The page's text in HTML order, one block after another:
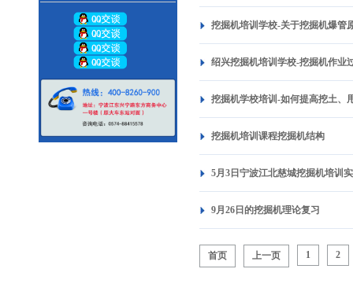
挖掘机培训学校-关于挖掘机爆管
绍兴挖掘机培训学校-挖掘机作业
挖掘机学校培训-如何提高挖土、
挖掘机培训课程挖掘机结构
5月3日宁波江北慈城挖掘机培训
9月26日的挖掘机理论复习
首页 上一页 1 2